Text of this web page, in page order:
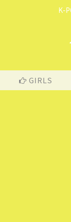
K-
GIRLS